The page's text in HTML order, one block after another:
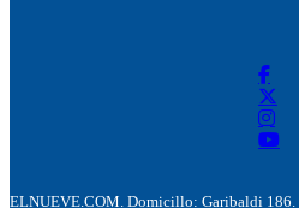
ELNUEVE.COM. Domicillo: Garibaldi 186.